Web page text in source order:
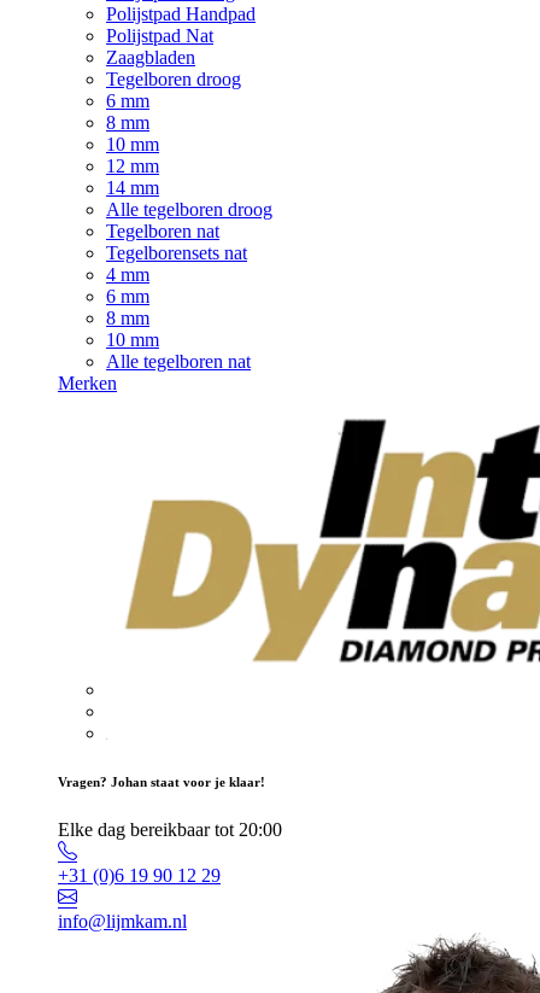
Polijstpad Handpad
Polijstpad Nat
Zaagbladen
Tegelboren droog
6 mm
8 mm
10 mm
12 mm
14 mm
Alle tegelboren droog
Tegelboren nat
Tegelborensets nat
4 mm
6 mm
8 mm
10 mm
Alle tegelboren nat
Merken
Vragen? Johan staat voor je klaar!
Elke dag bereikbaar tot 20:00
+31 (0)6 19 90 12 29
info@lijmkam.nl